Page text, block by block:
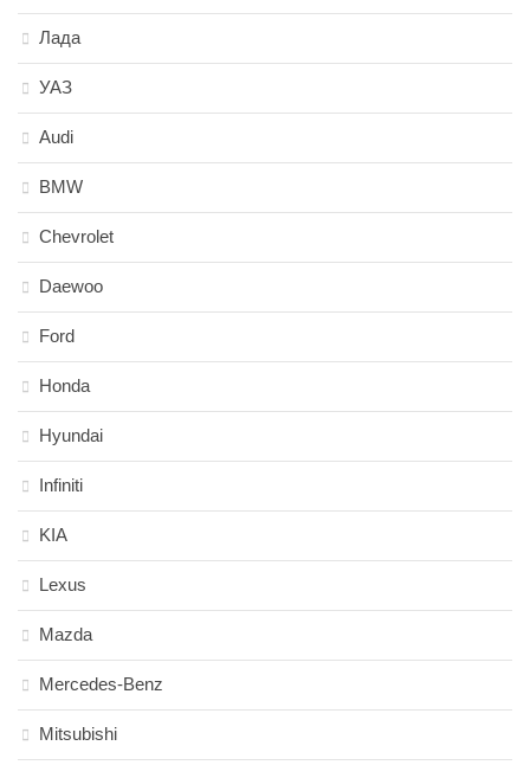
Лада
УАЗ
Audi
BMW
Chevrolet
Daewoo
Ford
Honda
Hyundai
Infiniti
KIA
Lexus
Mazda
Mercedes-Benz
Mitsubishi